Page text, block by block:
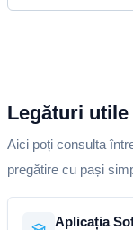
Legături utile
Aici poți consulta
pregătire cu pași
Aplicația